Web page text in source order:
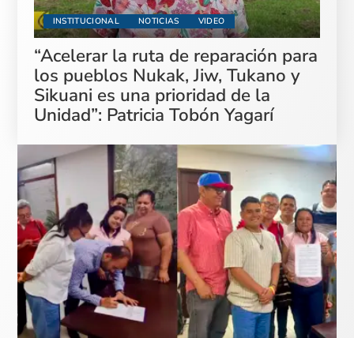
INSTITUCIONAL NOTICIAS VIDEO
“Acelerar la ruta de reparación para
los pueblos Nukak, Jiw, Tukano y
Sikuani es una prioridad de la
Unidad”: Patricia Tobón Yagarí